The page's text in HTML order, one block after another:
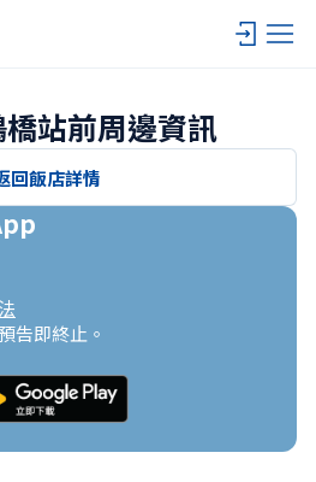
站前周邊資訊
回飯店詳情
告即終止。